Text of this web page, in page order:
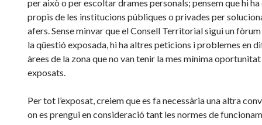
per això o per escoltar drames personals; pensem que hi ha
propis de les institucions públiques o privades per
afers. Sense minvar que el Consell Territorial sigui un
la qüestió exposada, hi ha altres peticions i problemes en
àrees de la zona que no van tenir la mes mínima oportunitat
exposats.
Per tot l’exposat, creiem que es fa necessària una altra
on es prengui en consideració tant les normes de